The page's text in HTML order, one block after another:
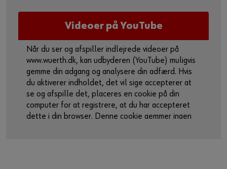
Videoer på YouTube
Når du ser og afspiller indlejrede videoer på
www.wuerth.dk, kan udbyderen (YouTube) muligvis
gemme din adgang og analysere din adfærd. Hvis
du aktiverer indholdet, det vil sige accepterer at
se og afspille det, placeres en cookie på din
computer for at registrere, at du har accepteret
dette i din browser. Denne cookie gemmer ingen